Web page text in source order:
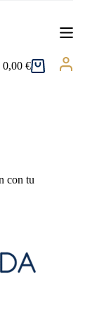
Carro
0,00€
con tu